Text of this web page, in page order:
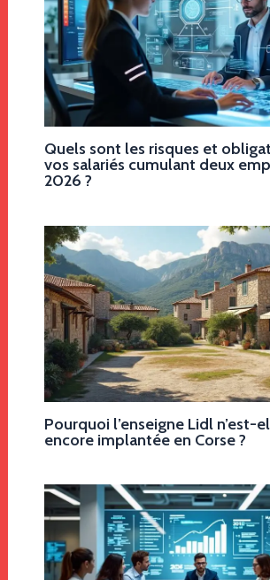
Quels sont les risques et
vos salariés cumulant deux
2026 ?
Pourquoi l’enseigne Lidl n’est-
encore implantée en Corse ?